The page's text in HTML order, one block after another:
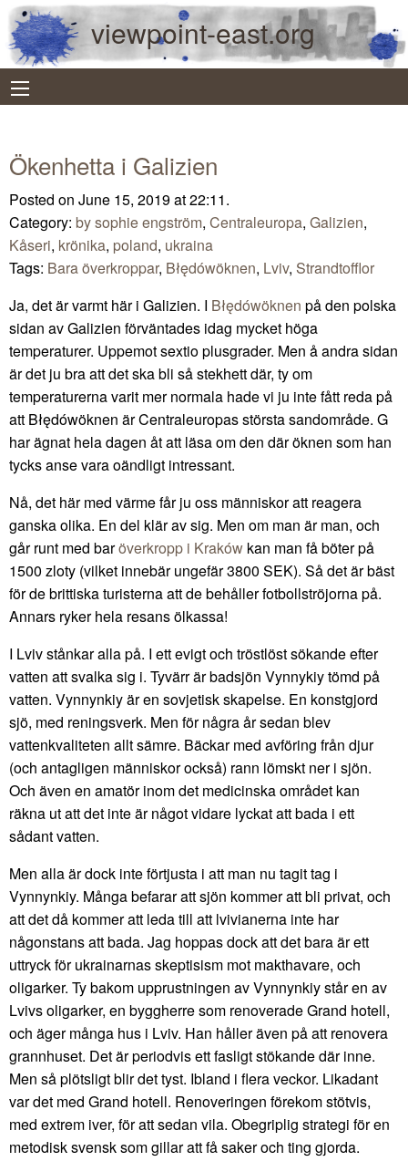
viewpoint-east.org
Ökenhetta i Galizien
Posted on June 15, 2019 at 22:11.
Category: by sophie engström, Centraleuropa, Galizien,
Kåseri, krönika, poland, ukraina
Tags: Bara överkroppar, Błędówöknen, Lviv, Strandtofflor
Ja, det är varmt här i Galizien. I Błędówöknen på den polska
sidan av Galizien förväntades idag mycket höga
temperaturer. Uppemot sextio plusgrader. Men å andra sidan
är det ju bra att det ska bli så stekhett där, ty om
temperaturerna varit mer normala hade vi ju inte fått reda på
att Błędówöknen är Centraleuropas största sandområde. G
har ägnat hela dagen åt att läsa om den där öknen som han
tycks anse vara oändligt intressant.
Nå, det här med värme får ju oss människor att reagera
ganska olika. En del klär av sig. Men om man är man, och
går runt med baröverkropp i Kraków kan man få böter på
1500 zloty (vilket innebär ungefär 3800 SEK). Så det är bäst
för de brittiska turisterna att de behåller fotbollströjorna på.
Annars ryker hela resans ölkassa!
I Lviv stånkar alla på. I ett evigt och tröstlöst sökande efter
vatten att svalka sig i. Tyvärr är badsjön Vynnykiy tömd på
vatten. Vynnynkiy är en sovjetisk skapelse. En konstgjord
sjö, med reningsverk. Men för några år sedan blev
vattenkvaliteten allt sämre. Bäckar med avföring från djur
(och antagligen människor också) rann lömskt ner i sjön.
Och även en amatör inom det medicinska området kan
räkna ut att det inte är något vidare lyckat att bada i ett
sådant vatten.
Men alla är dock inte förtjusta i att man nu tagit tag i
Vynnynkiy. Många befarar att sjön kommer att bli privat, och
att det då kommer att leda till att lvivianerna inte har
någonstans att bada. Jag hoppas dock att det bara är ett
uttryck för ukrainarnas skeptisism mot makthavare, och
oligarker. Ty bakom upprustningen av Vynnynkiy står en av
Lvivs oligarker, en byggherre som renoverade Grand hotell,
och äger många hus i Lviv. Han håller även på att renovera
grannhuset. Det är periodvis ett fasligt stökande där inne.
Men så plötsligt blir det tyst. Ibland i flera veckor. Likadant
var det med Grand hotell. Renoveringen förekom stötvis,
med extrem iver, för att sedan vila. Obegriplig strategi för en
metodisk svensk som gillar att få saker och ting gjorda.